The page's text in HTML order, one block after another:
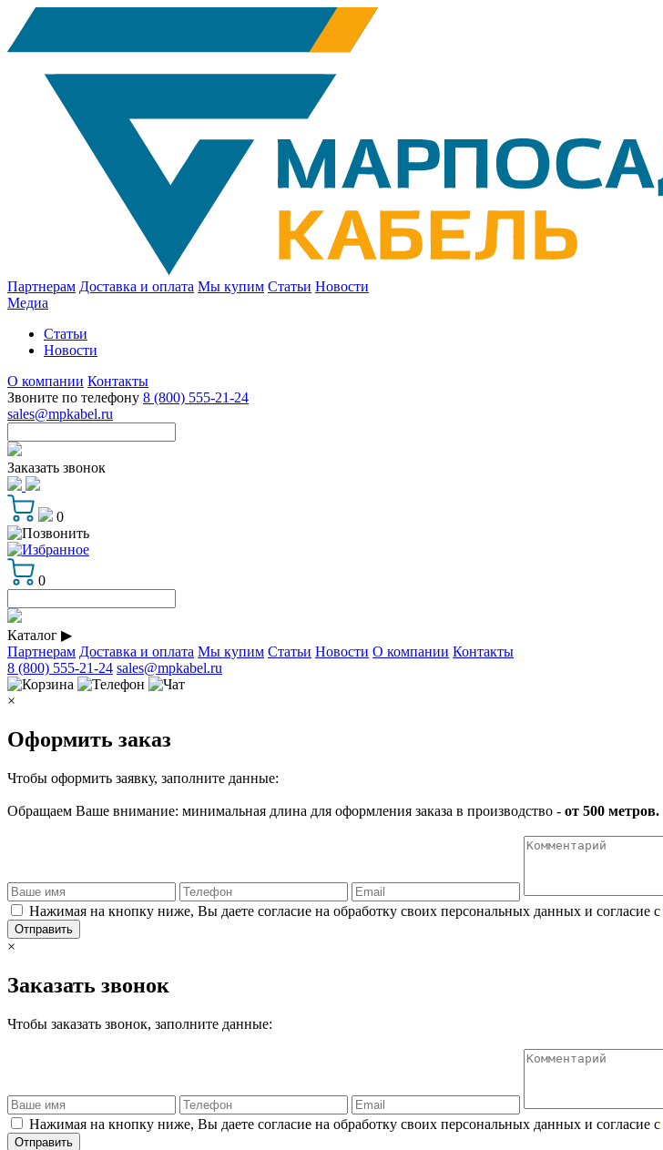
Партнерам Доставка и оплата Мы купим Статьи Новости
Медиа
Статьи
Новости
О компании Контакты
Звоните по телефону 8 (800) 555-21-24
sales@mpkabel.ru
Заказать звонок
0
0
Каталог ▶
Партнерам Доставка и оплата Мы купим Статьи Новости О компании Контакты
8 (800) 555-21-24 sales@mpkabel.ru
×
Оформить заказ
Чтобы оформить заявку, заполните данные:
Обращаем Ваше внимание: минимальная длина для оформления заказа в производство - от 500 метров.
Нажимая на кнопку ниже, Вы даете согласие на обработку своих персональных данных и согласие с
Отправить
×
Заказать звонок
Чтобы заказать звонок, заполните данные:
Нажимая на кнопку ниже, Вы даете согласие на обработку своих персональных данных и согласие с
Отправить